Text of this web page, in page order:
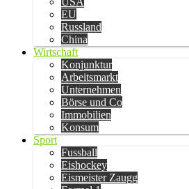
EU
Russland
China
Wirtschaft
Konjunktur
Arbeitsmarkt
Unternehmen
Börse und Co
Immobilien
Konsum
Sport
Fussball
Eishockey
Eismeister Zaugg